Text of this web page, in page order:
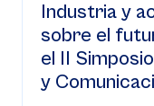
Industria y
sobre el
el II
y